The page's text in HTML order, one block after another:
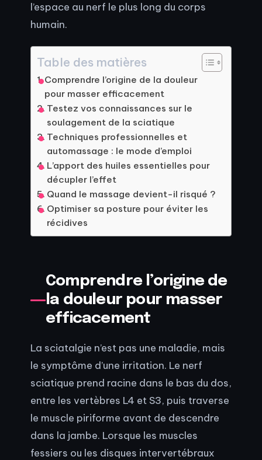
l’espace au nerf le plus long du corps
humain.
Table des matières
Comprendre l’origine de la douleur
pour masser efficacement
Testez vos connaissances sur le
soulagement de la sciatique
Techniques professionnelles et
automassage : le mode d’emploi
L’apport des huiles essentielles pour
décupler l’effet
Quand le massage devient-il risqué ?
Optimiser sa posture pour éviter les
récidives
Comprendre l’origine de
la douleur pour masser
efficacement
La sciatalgie n’est pas une maladie, mais
le symptôme d’une irritation. Le nerf
sciatique prend racine dans le bas du dos,
entre les vertèbres L4 et S3, puis traverse
le muscle piriforme avant de descendre
dans la jambe. Lorsque les muscles
fessiers ou les disques intervertébraux